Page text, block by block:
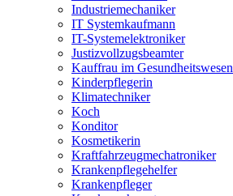
Industriemechaniker
IT Systemkaufmann
IT-Systemelektroniker
Justizvollzugsbeamter
Kauffrau im Gesundheitswesen
Kinderpflegerin
Klimatechniker
Koch
Konditor
Kosmetikerin
Kraftfahrzeugmechatroniker
Krankenpflegehelfer
Krankenpfleger